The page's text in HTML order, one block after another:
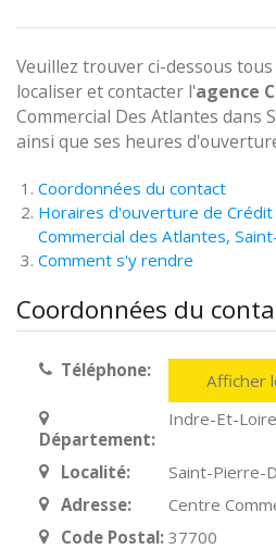
Veuillez trouver ci-dessous
localiser et contacter l'agence
Commercial Des Atlantes dans
ainsi que ses heures
Coordonnées du contact
Horaires d'ouverture de Crédit
Commercial des Atlantes,
Comment s'y rendre
Coordonnées du
Téléphone: Afficher
Département:
Indre-Et-Loire
Localité:
Saint-Pierre-
Adresse:
Centre
Code Postal: 37700